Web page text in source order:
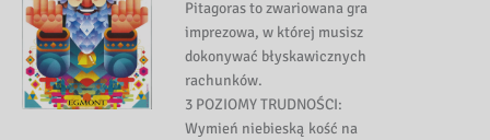
Pitagoras to zwariowana gra
imprezowa, w której musisz
dokonywać błyskawicznych
rachunków.
3 POZIOMY TRUDNOŚCI:
Wymień niebieską kość na